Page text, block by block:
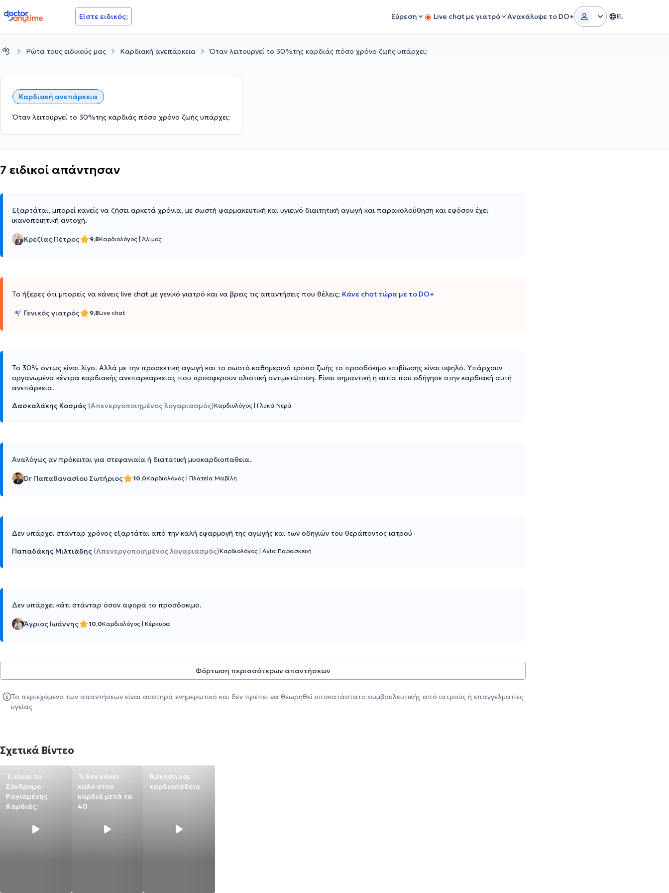
doctoranytime Είστε ειδικός; Εύρεση Live chat με γιατρό Ανακάλυψε το DO+ EL
Ρώτα τους ειδικούς μας Καρδιακή ανεπάρκεια Όταν λειτουργεί το 30%της καρδιάς πόσο χρόνο ζωής υπάρχει;
Καρδιακή ανεπάρκεια
Όταν λειτουργεί το 30%της καρδιάς πόσο χρόνο ζωής υπάρχει;
7 ειδικοί απάντησαν
Εξαρτάται, μπορεί κανείς να ζήσει αρκετά χρόνια, με σωστή φαρμακευτική και υγιεινό διαιτητική αγωγή και παρακολούθηση και εφόσον έχει
ικανοποιητική αντοχή.
Κρεζίας Πέτρος 9,8Καρδιολόγος Άλιμος
Το ήξερες ότι μπορείς να κάνεις live chat με γενικό γιατρό και να βρεις τις απαντήσεις που θέλεις; Κάνε chat τώρα με το DO+
Γενικός γιατρός 9,8Live chat
Το 30% όντως είναι λίγο. Αλλά με την προσεκτική αγωγή και το σωστό καθημερινό τρόπο ζωής το προσδόκιμο επιβίωσης είναι υψηλό. Υπάρχουν
οργανωμένα κέντρα καρδιακής ανεπαρκαρκειας που προσφερουν ολιστική αντιμετώπιση. Είναι σημαντική η αιτία που οδήγησε στην καρδιακή αυτή
ανεπάρκεια.
Δασκαλάκης Κοσμάς (Απενεργοποιημένος λογαριασμός)Καρδιολόγος Γλυκά Νερά
Αναλόγως αν πρόκειται για στεφανιαία ή διατατική μυοκαρδιοπαθεια.
Dr Παπαθανασίου Σωτήριος 10,0Καρδιολόγος Πλατεία Μαβίλη
Δεν υπάρχει στάνταρ χρόνος εξαρτάται από την καλή εφαρμογή της αγωγής και των οδηγιών του θεράποντος ιατρού
Παπαδάκης Μιλτιάδης (Απενεργοποιημένος λογαριασμός)Καρδιολόγος Αγία Παρασκευή
Δεν υπάρχει κάτι στάνταρ όσον αφορά το προσδοκιμο.
Άγριος Ιωάννης 10,0Καρδιολόγος Κέρκυρα
Φόρτωση περισσότερων απαντήσεων
Το περιεχόμενο των απαντήσεων είναι αυστηρά ενημερωτικό και δεν πρέπει να θεωρηθεί υποκατάστατο συμβουλευτικής από ιατρούς ή επαγγελματίες
υγείας
Σχετικά Βίντεο
Τι είναι το
Σύνδρομο
Ραγισμένης
Καρδιάς;
Τι δεν κάνει
καλό στην
καρδιά μετά τα
40
Άσκηση και
καρδιοπάθεια